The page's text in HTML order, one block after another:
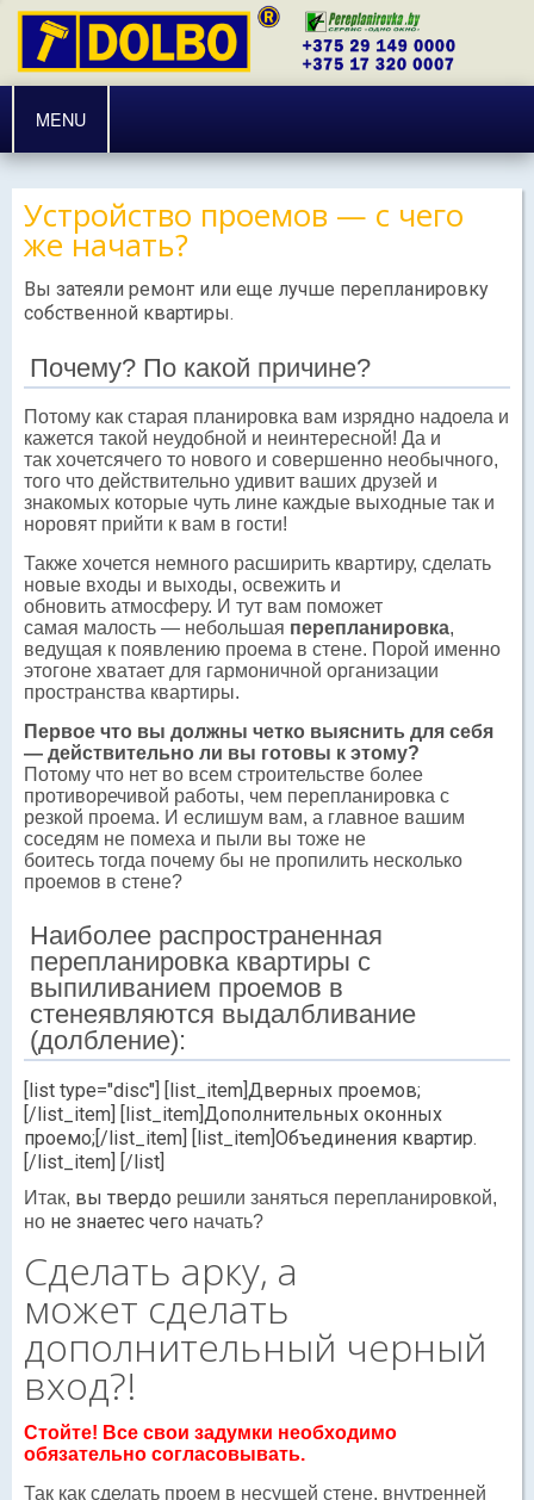
MENU
Устройство проемов — с чего
же начать?
Вы затеяли ремонт или еще лучше перепланировку
собственной квартиры.
Почему? По какой причине?
Потому как старая планировка вам изрядно надоела и
кажется такой неудобной и неинтересной! Да и
так хочетсячего то нового и совершенно необычного,
того что действительно удивит ваших друзей и
знакомых которые чуть лине каждые выходные так и
норовят прийти к вам в гости!
Также хочется немного расширить квартиру, сделать
новые входы и выходы, освежить и
обновить атмосферу. И тут вам поможет
самая малость — небольшая перепланировка,
ведущая к появлению проема в стене. Порой именно
этогоне хватает для гармоничной организации
пространства квартиры.
Первое что вы должны четко выяснить для себя
— действительно ли вы готовы к этому?
Потому что нет во всем строительстве более
противоречивой работы, чем перепланировка с
резкой проема. И еслишум вам, а главное вашим
соседям не помеха и пыли вы тоже не
боитесь тогда почему бы не пропилить несколько
проемов в стене?
Наиболее распространенная
перепланировка квартиры с
выпиливанием проемов в
стенеявляются выдалбливание
(долбление):
[list type="disc"] [list_item]Дверных проемов;
[/list_item] [list_item]Дополнительных оконных
проемо;[/list_item] [list_item]Объединения квартир.
[/list_item] [/list]
Итак, вы твердо решили заняться перепланировкой,
но не знаетес чего начать?
Сделать арку, а
может сделать
дополнительный черный
вход?!
Стойте! Все свои задумки необходимо
обязательно согласовывать.
Так как сделать проем в несущей стене, внутренней